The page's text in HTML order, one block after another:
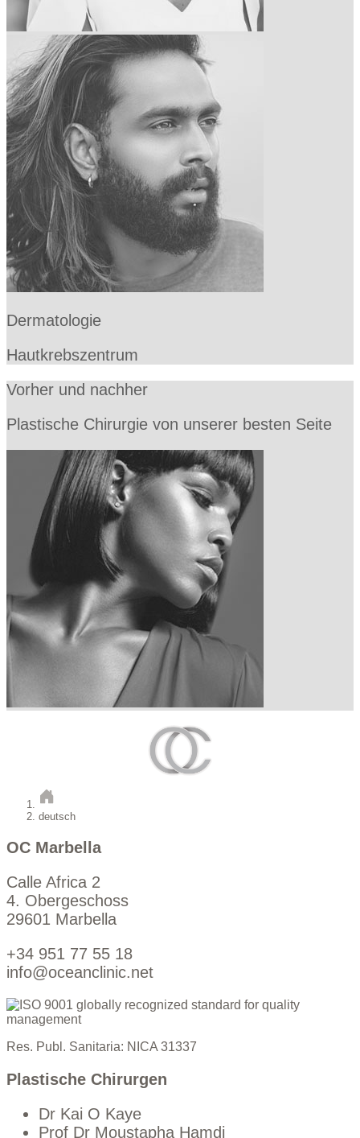
Dermatologie
Hautkrebszentrum
Vorher und nachher
Plastische Chirurgie von unserer besten Seite
deutsch
OC Marbella
Calle Africa 2
4. Obergeschoss
29601 Marbella
+34 951 77 55 18
info@oceanclinic.net
Res. Publ. Sanitaria: NICA 31337
Plastische Chirurgen
Dr Kai O Kaye
Prof Dr Moustapha Hamdi